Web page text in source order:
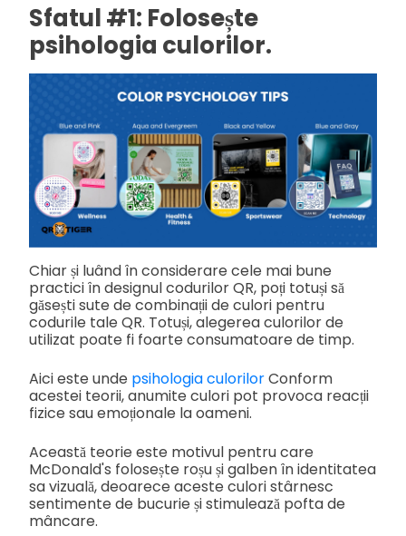
Sfatul #1: Folosește
psihologia culorilor.
Chiar și luând în considerare cele mai bune
practici în designul codurilor QR, poți totuși să
găsești sute de combinații de culori pentru
codurile tale QR. Totuși, alegerea culorilor de
utilizat poate fi foarte consumatoare de timp.
Aici este unde psihologia culorilorConform
acestei teorii, anumite culori pot provoca reacții
fizice sau emoționale la oameni.
Această teorie este motivul pentru care
McDonald's folosește roșu și galben în identitatea
sa vizuală, deoarece aceste culori stârnesc
sentimente de bucurie și stimulează pofta de
mâncare.